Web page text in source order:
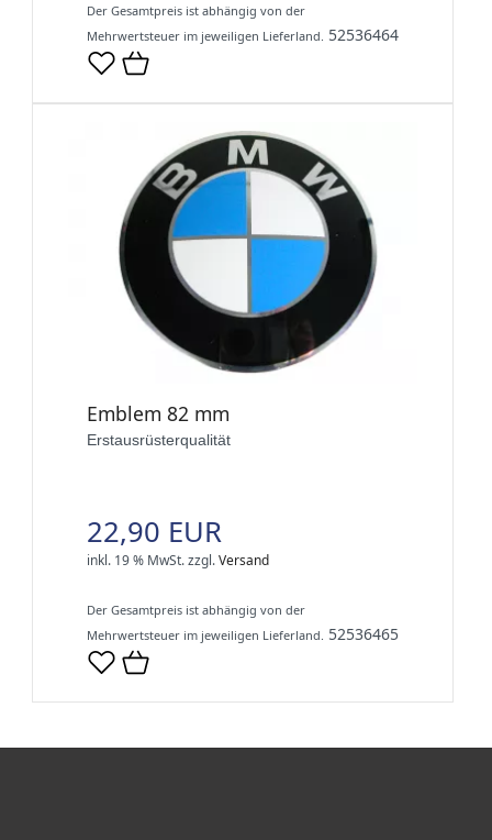
Der Gesamtpreis ist abhängig von der
Mehrwertsteuer im jeweiligen Lieferland. 52536464
Emblem 82 mm
Erstausrüsterqualität
22,90 EUR
inkl. 19 % MwSt.zzgl.Versand
Der Gesamtpreis ist abhängig von der
Mehrwertsteuer im jeweiligen Lieferland. 52536465